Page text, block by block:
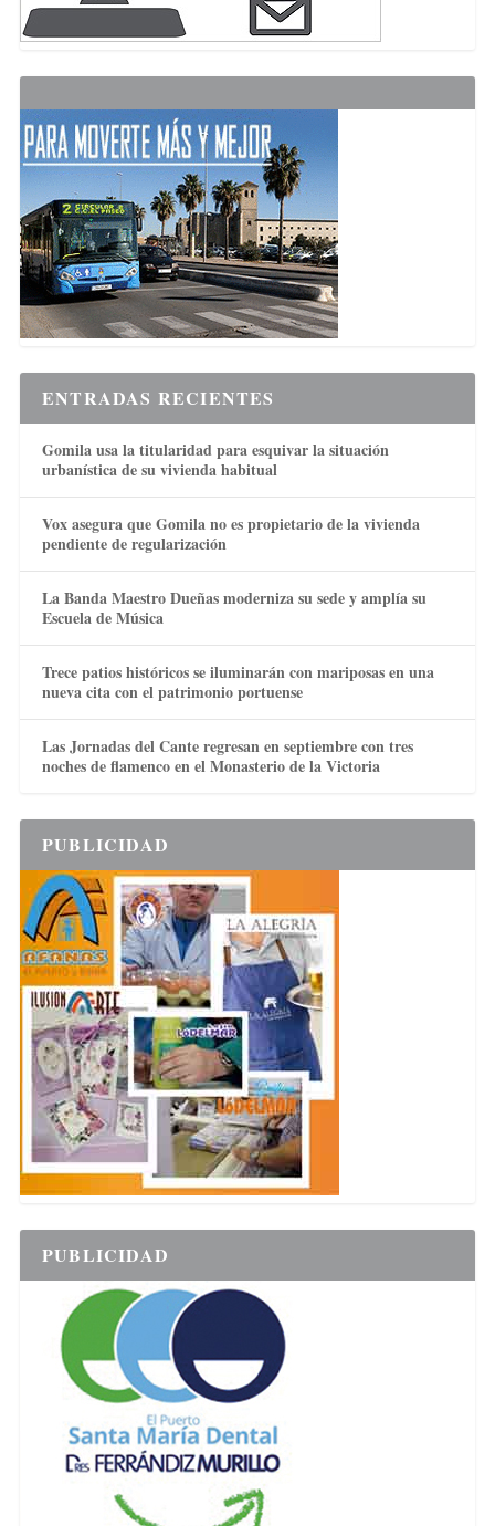
ENTRADAS RECIENTES
Gomila usa la titularidad para esquivar la situación
urbanística de su vivienda habitual
Vox asegura que Gomila no es propietario de la vivienda
pendiente de regularización
La Banda Maestro Dueñas moderniza su sede y amplía su
Escuela de Música
Trece patios históricos se iluminarán con mariposas en una
nueva cita con el patrimonio portuense
Las Jornadas del Cante regresan en septiembre con tres
noches de flamenco en el Monasterio de la Victoria
PUBLICIDAD
PUBLICIDAD